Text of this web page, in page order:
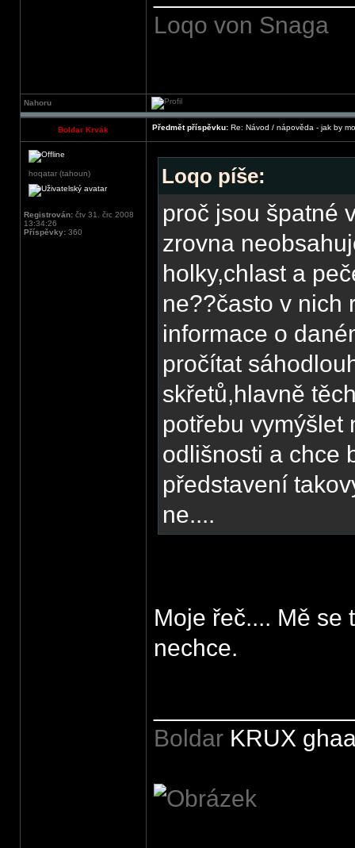
Loqo von Snaga
Nahoru
Boldar Krvák Předmět příspěvku: Re: Návod / nápověda - jak by
hoqatar (tahoun)
Registrován: čtv 31. črc 2008
13:34:26
Příspěvky: 360
Loqo píše:
proč jsou špatné
zrovna
holky,chlast a
ne??často v nich
informace o
pročítat
skřetů,hlavně
potřebu vymýšlet
odlišnosti a chce
představení
ne....
Moje řeč.... Mě se
nechce.
Boldar KRUX